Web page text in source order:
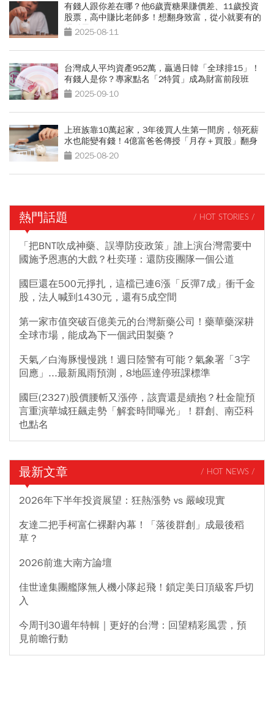
有錢人跟你差在哪？他6歲賣糖果賺價差、11歲投資
股票，高中賺比老師多！想翻身致富，從小就要有的
理財思維
2025-08-11
台灣成人平均資產952萬，贏過日韓「全球排15」！
有錢人是你？專家點名「2特質」成為財富前段班
2025-09-10
上班族靠10萬起家，3年後買人生第一間房，領死薪
水也能變有錢！4億富爸爸傳授「月存＋買股」翻身
術 2025-08-20
熱門話題 / HOT STORIES /
「把BNT吹成神藥、誤導防疫政策」誰上演台灣需要中
國施予恩惠的大戲？杜奕瑾：還防疫團隊一個公道
國巨還在500元掙扎，這檔已連6漲「反彈7成」衝千金
股，法人喊到1430元，還有5成空間
第一家市值突破百億美元的台灣新藥公司！藥華藥深耕
全球市場，能成為下一個武田製藥？
天氣／白海豚慢慢跳！週日陸警有可能？氣象署「3字
回應」...最新風雨預測，8地區達停班課標準
國巨(2327)股價腰斬又漲停，該賣還是續抱？杜金龍預
言重演華城狂飆走勢「解套時間曝光」！群創、南亞科
也點名
最新文章 / HOT NEWS /
2026年下半年投資展望：狂熱漲勢 vs 嚴峻現實
友達二把手柯富仁裸辭內幕！「落後群創」成最後稻
草？
2026前進大南方論壇
佳世達集團艦隊無人機小隊起飛！鎖定美日頂級客戶切
入
今周刊30週年特輯｜更好的台灣：回望精彩風雲，預
見前瞻行動